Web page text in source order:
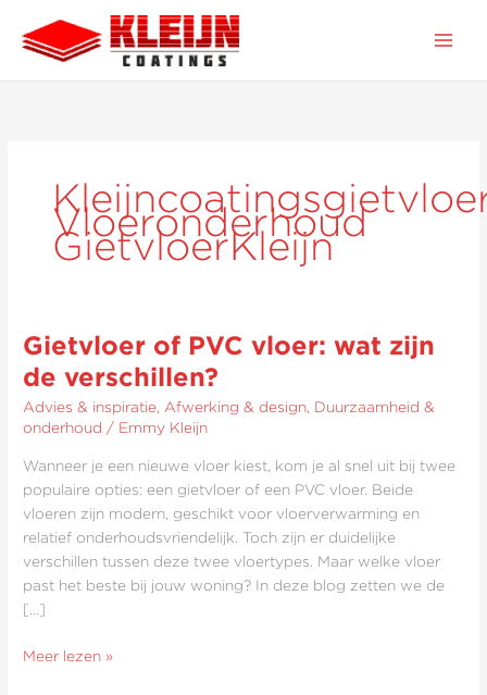
naar
inhoud
Vloeronderhoud
GietvloerKleijn
Gietvloer of PVC vloer: wat zijn
de verschillen?
Advies & inspiratie, Afwerking & design, Duurzaamheid &
onderhoud / Emmy Kleijn
Wanneer je een nieuwe vloer kiest, kom je al snel uit bij twee
populaire opties: een gietvloer of een PVC vloer. Beide
vloeren zijn modern, geschikt voor vloerverwarming en
relatief onderhoudsvriendelijk. Toch zijn er duidelijke
verschillen tussen deze twee vloertypes. Maar welke vloer
past het beste bij jouw woning? In deze blog zetten we de
[…]
Gietvloer
of
PVC
vloer:
wat
zijn
verschillen?
Meer lezen »